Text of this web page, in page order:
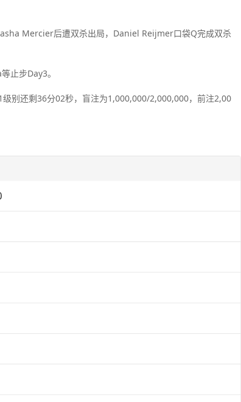
Mercier后遭双杀出局，Daniel Reijmer口袋Q完成双杀
止步Day3。
别还剩36分02秒，盲注为1,000,000/2,000,000，前注2,00